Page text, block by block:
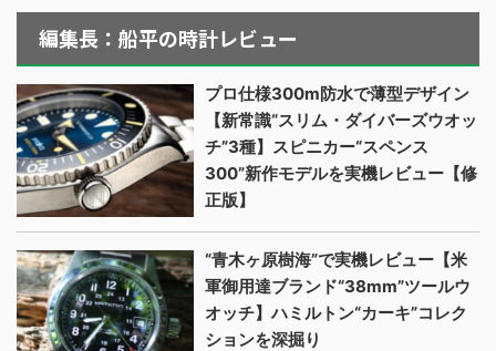
編集長：船平の時計レビュー
プロ仕様300m防水で薄型デザイン
【新常識“スリム・ダイバーズウオッ
チ”3種】スピニカー“スペンス
300”新作モデルを実機レビュー【修
正版】
“青木ヶ原樹海”で実機レビュー【米
軍御用達ブランド“38mm”ツールウ
オッチ】ハミルトン“カーキ”コレク
ションを深掘り